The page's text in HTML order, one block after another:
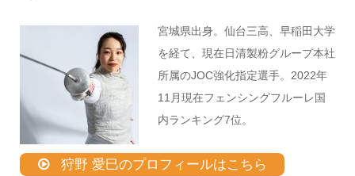
宮城県出身。仙台三高、早稲田大学
を経て、現在日清製粉グループ本社
所属のJOC強化指定選手。2022年
11月現在フェンシングフルーレ国
内ランキング7位。
狩野 愛巳のプロフィールはこちら